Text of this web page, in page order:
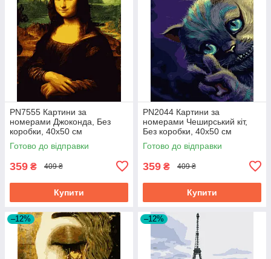
PN7555 Картини за
номерами Джоконда, Без
коробки, 40х50 см
Готово до відправки
359 ₴ 409 ₴
Купити
PN2044 Картини за
номерами Чеширський кіт,
Без коробки, 40х50 см
Готово до відправки
359 ₴ 409 ₴
Купити
–12% –12%